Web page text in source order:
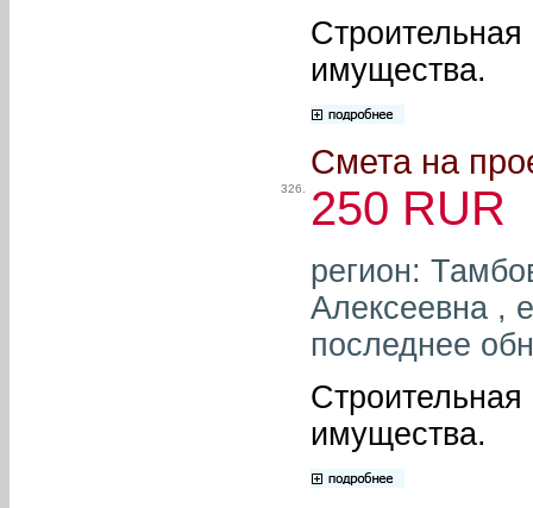
имущества.
326.
Смета на
250 RUR
регион:
Алексеевна ,
последнее
имущества.